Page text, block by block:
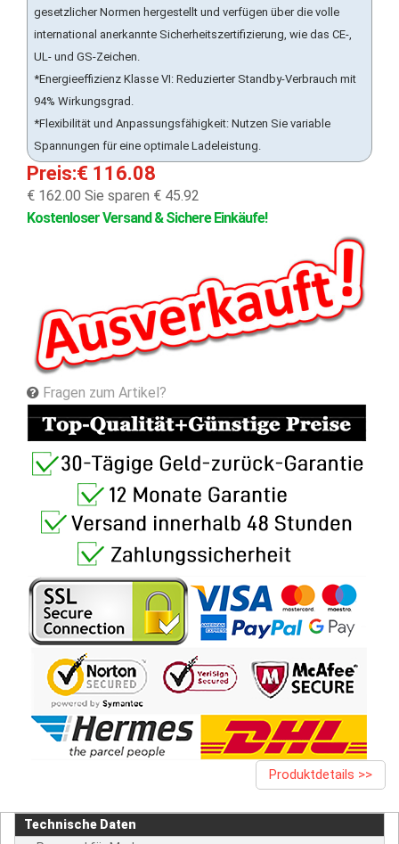
gesetzlicher Normen hergestellt und verfügen über die volle
international anerkannte Sicherheitszertifizierung, wie das CE-,
UL- und GS-Zeichen.
*Energieeffizienz Klasse VI: Reduzierter Standby-Verbrauch mit
94% Wirkungsgrad.
*Flexibilität und Anpassungsfähigkeit: Nutzen Sie variable
Spannungen für eine optimale Ladeleistung.
Preis:€ 116.08
€ 162.00 Sie sparen € 45.92
Kostenloser Versand & Sichere Einkäufe!
Fragen zum Artikel?
Produktdetails >>
Technische Daten